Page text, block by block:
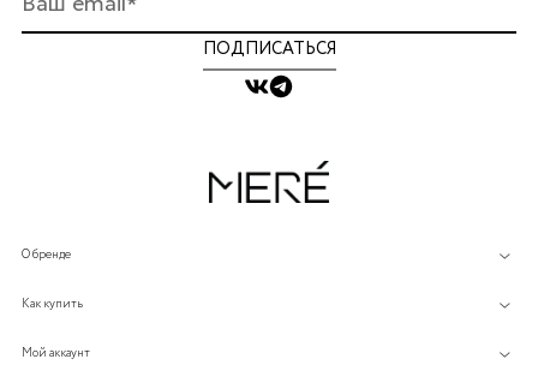
ПОДПИСАТЬСЯ
О бренде
Как купить
Мой аккаунт